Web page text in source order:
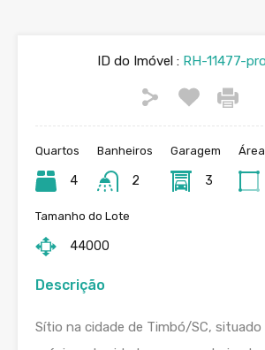
ID do Imóvel :RH-11477-
Quartos
4
Banheiros
2
Garagem
3
Área
Tamanho do Lote
44000
Descrição
Sítio na cidade de Timbó/SC, situado